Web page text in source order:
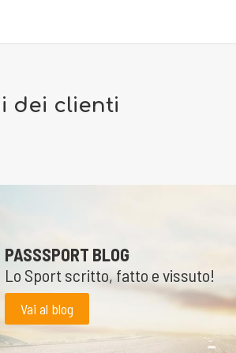
dei clienti
PASSSPORT BLOG
Lo Sport scritto, fatto e vissuto!
Vai al blog